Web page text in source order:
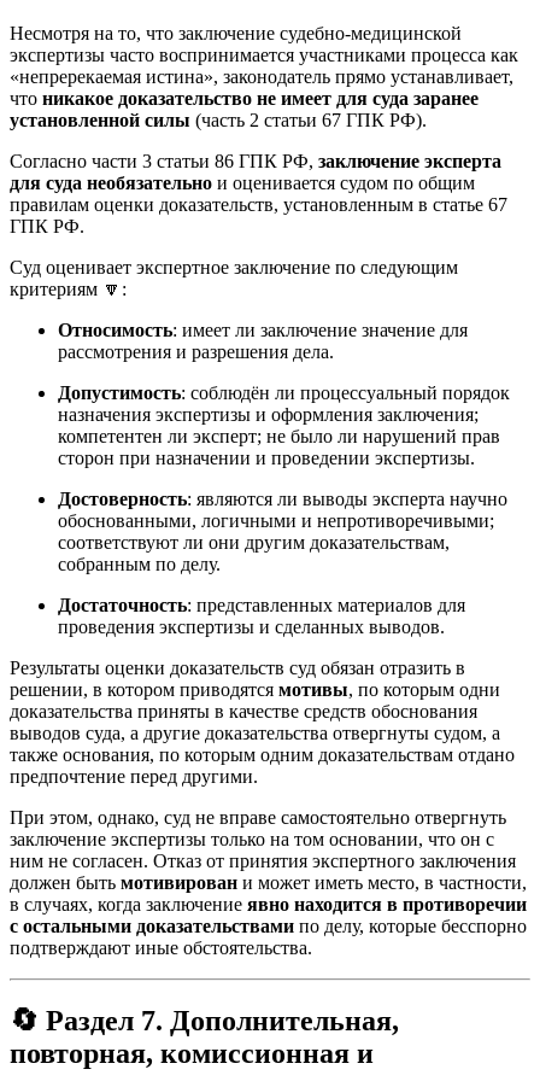
Несмотря на то, что заключение судебно-медицинской
экспертизы часто воспринимается участниками процесса как
«непререкаемая истина», законодатель прямо устанавливает,
что никакое доказательство не имеет для суда заранее
установленной силы (часть 2 статьи 67 ГПК РФ).
Согласно части 3 статьи 86 ГПК РФ, заключение эксперта
для суда необязательно и оценивается судом по общим
правилам оценки доказательств, установленным в статье 67
ГПК РФ.
Суд оценивает экспертное заключение по следующим
критериям 🔽:
Относимость: имеет ли заключение значение для
рассмотрения и разрешения дела.
Допустимость: соблюдён ли процессуальный порядок
назначения экспертизы и оформления заключения;
компетентен ли эксперт; не было ли нарушений прав
сторон при назначении и проведении экспертизы.
Достоверность: являются ли выводы эксперта научно
обоснованными, логичными и непротиворечивыми;
соответствуют ли они другим доказательствам,
собранным по делу.
Достаточность: представленных материалов для
проведения экспертизы и сделанных выводов.
Результаты оценки доказательств суд обязан отразить в
решении, в котором приводятся мотивы, по которым одни
доказательства приняты в качестве средств обоснования
выводов суда, а другие доказательства отвергнуты судом, а
также основания, по которым одним доказательствам отдано
предпочтение перед другими.
При этом, однако, суд не вправе самостоятельно отвергнуть
заключение экспертизы только на том основании, что он с
ним не согласен. Отказ от принятия экспертного заключения
должен быть мотивирован и может иметь место, в частности,
в случаях, когда заключение явно находится в противоречии
с остальными доказательствами по делу, которые бесспорно
подтверждают иные обстоятельства.
🔄 Раздел 7. Дополнительная,
повторная, комиссионная и